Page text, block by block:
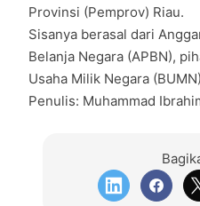
Provinsi (Pemprov) Riau.
Sisanya berasal dari
Belanja Negara (APBN),
Usaha Milik Negara
Penulis: Muhammad